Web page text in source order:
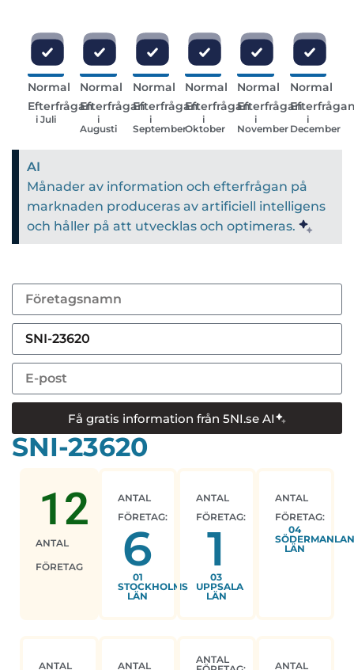
Normal
Efterfrågan
i Juli
Normal
Efterfrågan
i
Augusti
Normal
Efterfrågan
i
September
Normal
Efterfrågan
i
Oktober
Normal
Efterfrågan
i
November
Normal
i
December
AI
Månader av information och efterfrågan på
marknaden produceras av artificiell intelligens
och håller på att utvecklas och optimeras.
Få gratis information från 5NI.se AI
SNI-23620
ANTAL
FÖRETAG
12
ANTAL
FÖRETAG:
6
01
STOCKHOLMS
LÄN
ANTAL
FÖRETAG:
1
03
UPPSALA
LÄN
ANTAL
FÖRETAG:
04
LÄN
ANTAL
ANTAL
ANTAL
ANTAL